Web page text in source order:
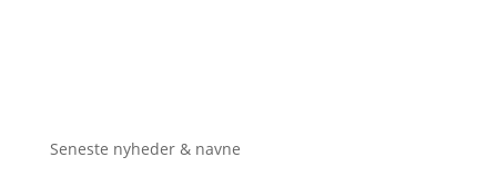
Seneste nyheder & navne